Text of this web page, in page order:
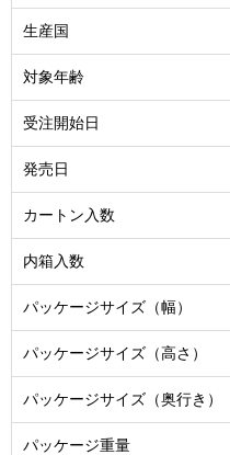
生産国
対象年齢
受注開始日
発売日
カートン入数
内箱入数
パッケージサイズ（幅）
パッケージサイズ（高さ）
パッケージサイズ（奥行き）
パッケージ重量